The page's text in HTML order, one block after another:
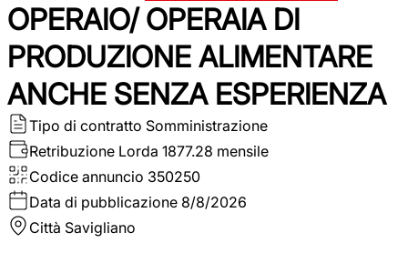
OPERAIO/ OPERAIA DI
PRODUZIONE ALIMENTARE
ANCHE SENZA ESPERIENZA
Tipo di contratto Somministrazione
Retribuzione Lorda 1877.28 mensile
Codice annuncio 350250
Data di pubblicazione 8/8/2026
Città Savigliano